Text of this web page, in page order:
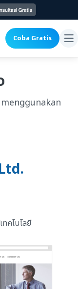
Coba Gratis
ทคโนโลยี